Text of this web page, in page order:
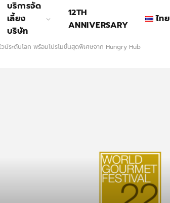
บริการจัด
เลี้ยง
บริษัท
12TH
ANNIVERSARY
ไทย
น์ระดับโลก พร้อมโปรโมชั่นสุดพิเศษจาก Hungry Hub